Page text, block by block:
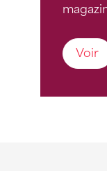
Voir